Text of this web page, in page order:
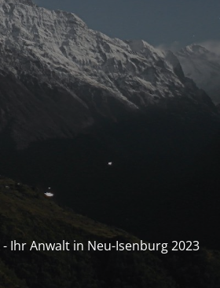
- Ihr Anwalt in Neu-Isenburg 2023